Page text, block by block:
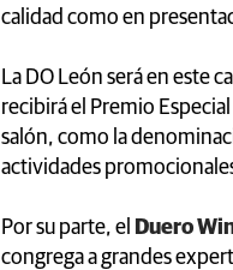
calidad como en
La DO León será en este
recibirá el Premio
salón, como la
actividades
Por su parte, el Duero
congrega a grandes